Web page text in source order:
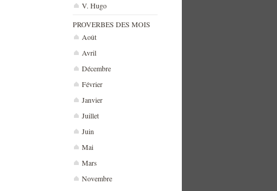
V. Hugo
PROVERBES DES MOIS
Août
Avril
Décembre
Février
Janvier
Juillet
Juin
Mai
Mars
Novembre